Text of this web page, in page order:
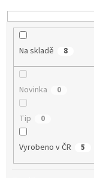
k
t
Na skladě 8
Novinka 0
Tip 0
Vyrobeno v ČR 5